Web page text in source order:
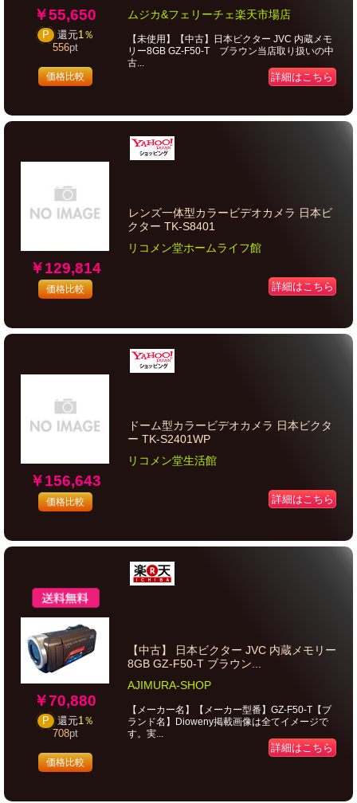
￥55,650
P 還元1％
556pt
価格比較
ムジカ&フェリーチェ楽天市場店
【未使用】【中古】日本ビクター JVC 内蔵メモ
リー8GB GZ-F50-T ブラウン当店取り扱いの中
古...
詳細はこちら
￥129,814
価格比較
レンズ一体型カラービデオカメラ 日本ビ
クター TK-S8401
リコメン堂ホームライフ館
詳細はこちら
￥156,643
価格比較
ドーム型カラービデオカメラ 日本ビクタ
ー TK-S2401WP
リコメン堂生活館
詳細はこちら
￥70,880
P 還元1％
708pt
価格比較
【中古】 日本ビクター JVC 内蔵メモリー
8GB GZ-F50-T ブラウン...
AJIMURA-SHOP
【メーカー名】【メーカー型番】GZ-F50-T【ブ
ランド名】Dioweny掲載画像は全てイメージで
す。実...
詳細はこちら